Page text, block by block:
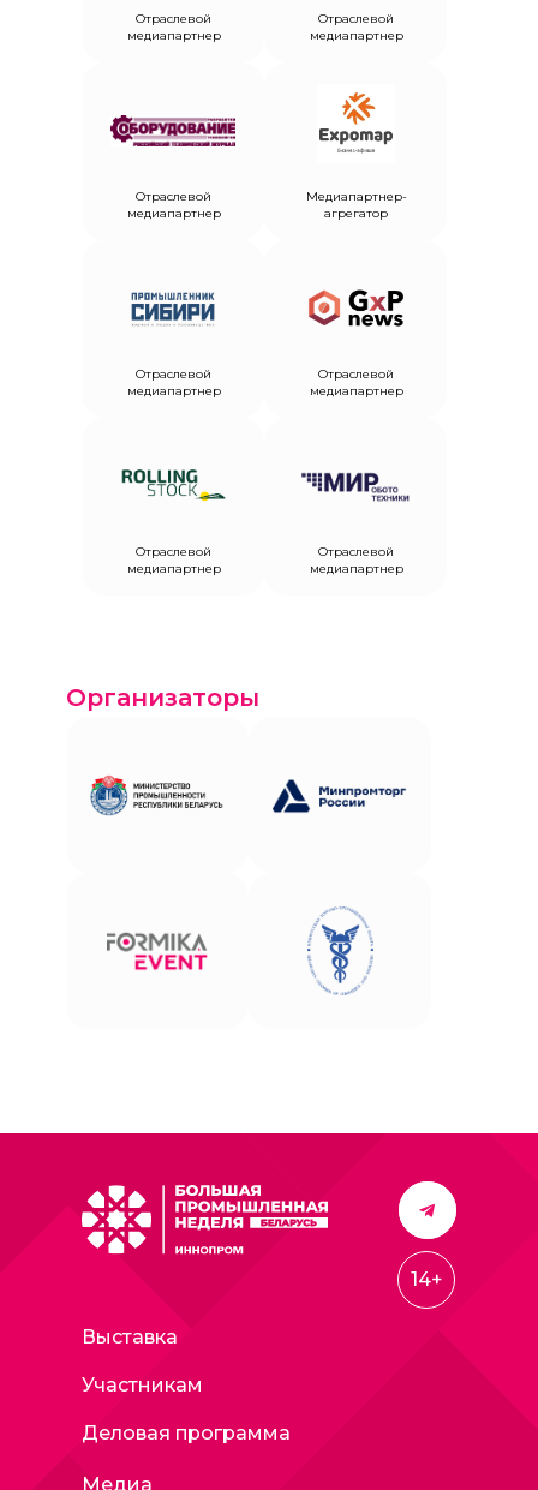
Отраслевой
медиапартнер
Отраслевой
медиапартнер
Отраслевой
медиапартнер
Медиапартнер-
агрегатор
Отраслевой
медиапартнер
Отраслевой
медиапартнер
Отраслевой
медиапартнер
Отраслевой
медиапартнер
Организаторы
Выставка
Участникам
Деловая программа
Медиа
14+